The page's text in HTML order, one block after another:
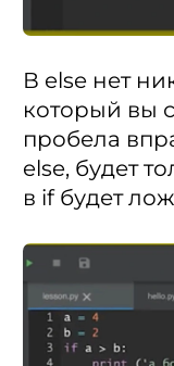
В else нет
который вы
пробела
else, будет
в if будет